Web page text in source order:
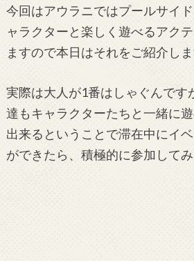
今回はアウラニではプールサイ
ャラクターと楽しく遊べるアク
ますので本日はそれをご紹介しま
実際は大人が1番はしゃぐんです
達もキャラクターたちと一緒に
出来るということで滞在中にイ
ができたら、積極的に参加して